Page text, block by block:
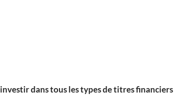
investir dans tous les types de titres financiers